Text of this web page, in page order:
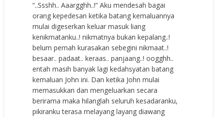
“..Ssshh.. Aaargghh..!” Aku mendesah bagai
orang kepedesan ketika batang kemaluannya
mulai digeserkan keluar masuk liang
kenikmatanku..! nikmatnya bukan kepalang..!
belum pernah kurasakan sebegini nikmaat..!
besaar.. padaat.. keraas.. panjaang..! oogghh..
entah masih banyak lagi kedahsyatan batang
kemaluan John ini. Dan ketika John mulai
memasukkan dan mengeluarkan secara
berirama maka hilanglah seluruh kesadaranku,
pikiranku terasa melayang layang diawang